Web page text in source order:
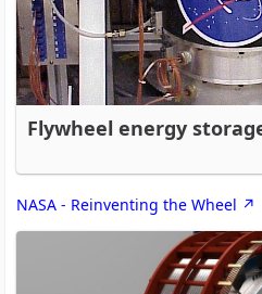
Flywheel energy
NASA - Reinventing the Wheel